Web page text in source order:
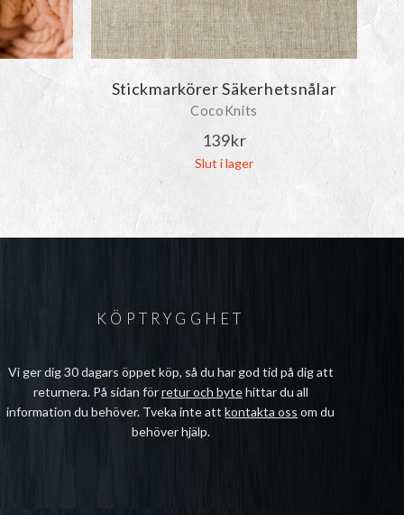
Stickmarkörer Säkerhetsnålar
CocoKnits
139kr
Slut i lager
KÖPTRYGGHET
Vi ger dig 30 dagars öppet köp, så du har god tid på dig att
returnera. På sidan förretur och bytehittar du all
information du behöver. Tveka inte attkontakta oss om du
behöver hjälp.